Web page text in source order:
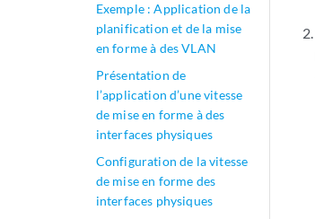
Exemple : Application de la
planification et de la mise
en forme à des VLAN
Présentation de
l’application d’une vitesse
de mise en forme à des
interfaces physiques
Configuration de la vitesse
de mise en forme des
interfaces physiques